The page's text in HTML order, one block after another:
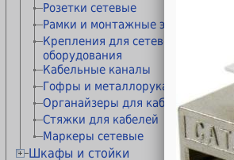
Розетки сетевые
Рамки и монтажные элементы
Крепления для сетевого
оборудования
Кабельные каналы
Гофры и металлорукава
Органайзеры для кабелей
Стяжки для кабелей
Маркеры сетевые
Шкафы и стойки